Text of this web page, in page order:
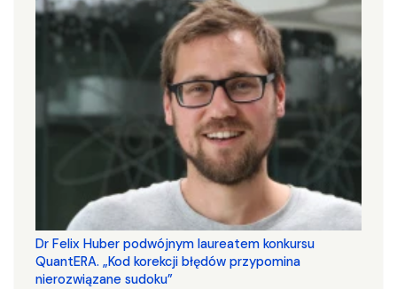
Dr Felix Huber podwójnym laureatem konkursu
QuantERA. „Kod korekcji błędów przypomina
nierozwiązane sudoku”